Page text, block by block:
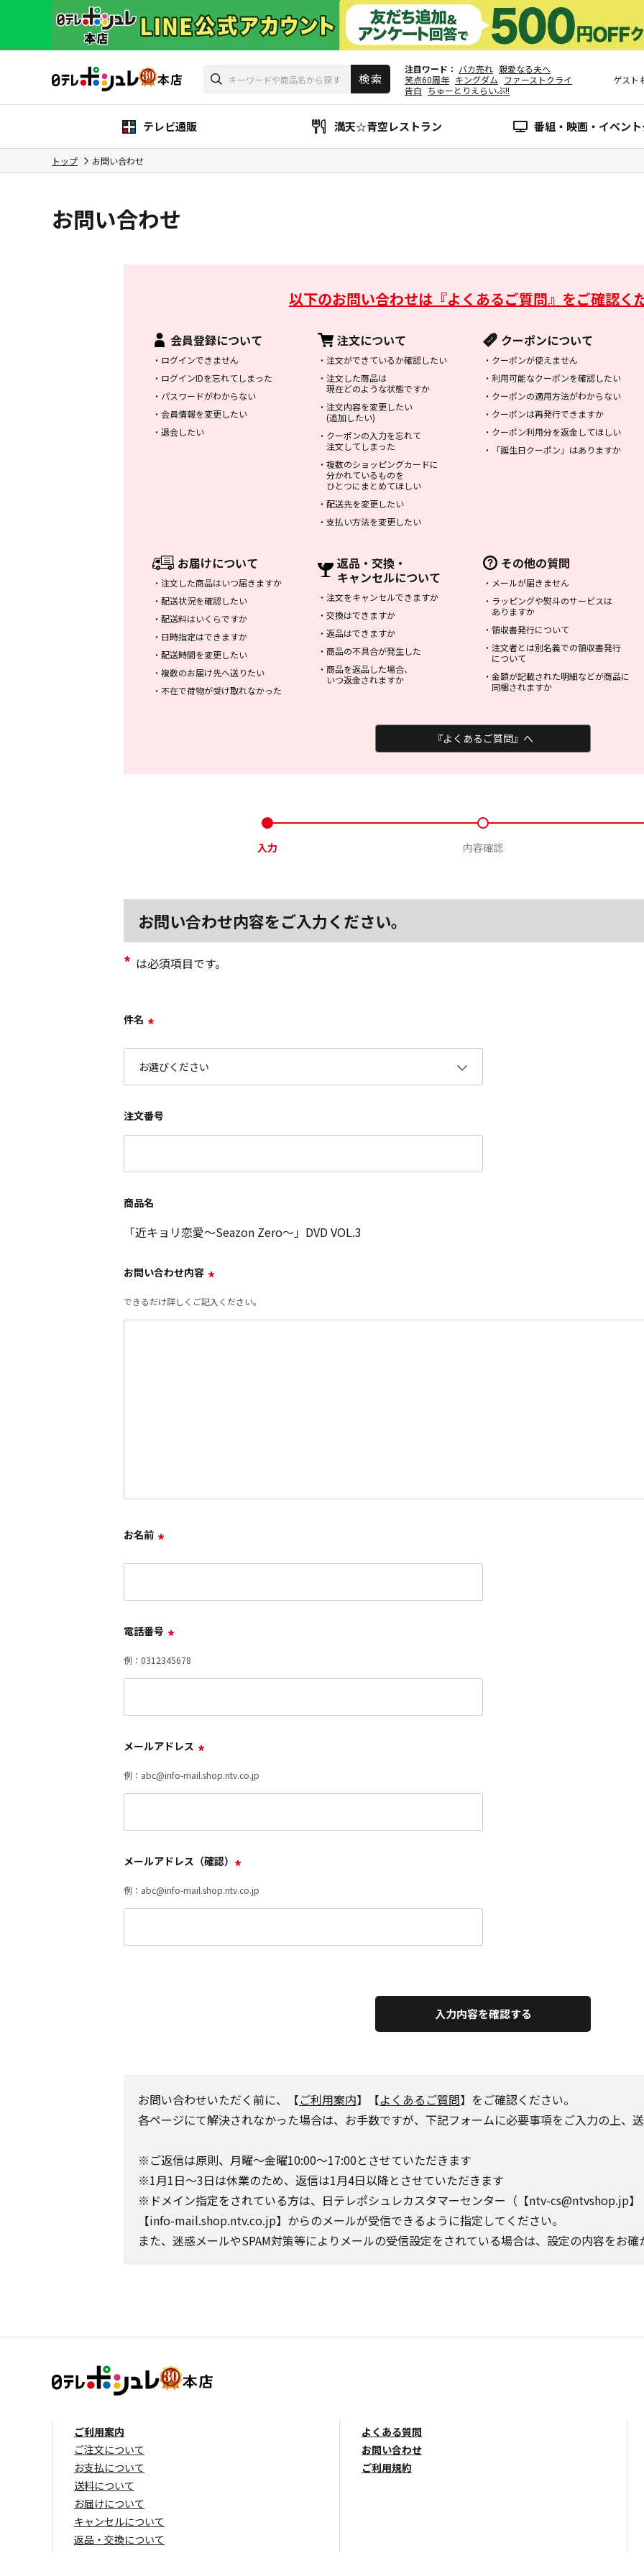
注目ワード バカ売れ 親愛なる夫へ
笑点60周年 キングダム ファーストクライ
告白 ちゅーとりえらいぶ!!
ゲスト
テレビ通販 満天☆青空レストラン 番組・映画・イベン
トップ お問い合わせ
お問い合わせ
以下のお問い合わせは 『よくあるご質問』をご確認く
会員登録について
・ ログインできません
・ ログインIDを忘れてしまった
・ パスワードがわからない
・ 会員情報を変更したい
・ 退会したい
注文について
・ 注文ができているか確認したい
・ 注文した商品は
現在どのような状態ですか
・ 注文内容を変更したい
(追加したい)
・ クーポンの入力を忘れて
注文してしまった
・ 複数のショッピングカードに
分かれているものを
ひとつにまとめてほしい
・ 配送先を変更したい
・ 支払い方法を変更したい
クーポンについて
・ クーポンが使えません
・ 利用可能なクーポンを確認したい
・ クーポンの適用方法がわからない
・ クーポンは再発行できますか
・ クーポン利用分を返金してほしい
・
「誕生日クーポン」はありますか
お届けについて
・ 注文した商品はいつ届きますか
・ 配送状況を確認したい
・ 配送料はいくらですか
・ 日時指定はできますか
・ 配送時間を変更したい
・ 複数のお届け先へ送りたい
・ 不在で荷物が受け取れなかった
返品・交換・
キャンセルについて
・ 注文をキャンセルできますか
・ 交換はできますか
・ 返品はできますか
・ 商品の不具合が発生した
・ 商品を返品した場合、
いつ返金されますか
その他の質問
・ メールが届きません
・ ラッピングや熨斗のサービスは
ありますか
・ 領収書発行について
・ 注文者とは別名義での領収書発行
について
・ 金額が記載された明細などが商品に
同梱されますか
『よくあるご質問』へ
入力 内容確認
お問い合わせ内容をご入力ください。
* は必須項目です。
件名 *
注文番号
商品名
「近キョリ恋愛～Seazon Zero～」DVD VOL.3
お問い合わせ内容 *
できるだけ詳しくご記入ください。
お名前 *
電話番号 *
例：0312345678
メールアドレス *
例：abc@info-mail.shop.ntv.co.jp
メールアドレス（確認） *
例：abc@info-mail.shop.ntv.co.jp
入力内容を確認する
お問い合わせいただく前に、【ご利用案内】【よくあるご質問】をご確認ください。
各ページにて解決されなかった場合は、お手数ですが、下記フォームに必要事項をご入力の上、
※ご返信は原則、月曜～金曜10:00～17:00とさせていただきます
※1月1日～3日は休業のため、返信は1月4日以降とさせていただきます
※ドメイン指定をされている方は、日テレポシュレカスタマーセンター（【ntv-cs@ntvshop.jp
【info-mail.shop.ntv.co.jp】からのメールが受信できるように指定してください。
また、迷惑メールやSPAM対策等によりメールの受信設定をされている場合は、設定の内容をお
ご利用案内
ご注文について
お支払について
送料について
お届けについて
キャンセルについて
返品・交換について
よくある質問
お問い合わせ
ご利用規約